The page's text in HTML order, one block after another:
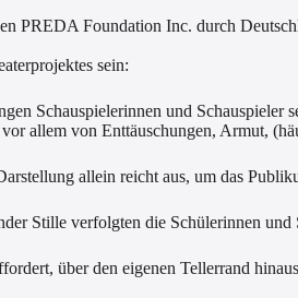
PREDA Foundation Inc. durch
sein:
Schauspielerinnen und
allem von Enttäuschungen, Armut,
allein reicht aus, um das
Stille verfolgten die Schülerinnen
über den eigenen Tellerrand